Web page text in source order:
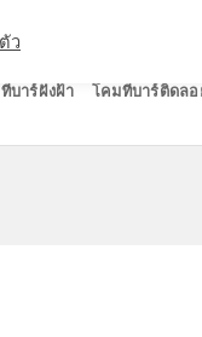
บาร์ฝังฝ้า โคมทีบาร์ติดลอ
ว